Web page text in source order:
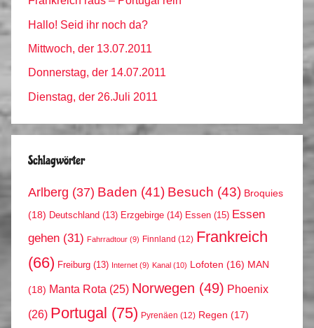
Hallo! Seid ihr noch da?
Mittwoch, der 13.07.2011
Donnerstag, der 14.07.2011
Dienstag, der 26.Juli 2011
Schlagwörter
Arlberg (37) Baden (41) Besuch (43) Broquies
(18) Deutschland (13) Erzgebirge (14) Essen (15) Essen
gehen (31) Fahrradtour (9) Finnland (12) Frankreich
(66) Freiburg (13) Internet (9) Kanal (10) Lofoten (16) MAN
(18) Manta Rota (25) Norwegen (49) Phoenix
(26) Portugal (75) Pyrenäen (12) Regen (17)